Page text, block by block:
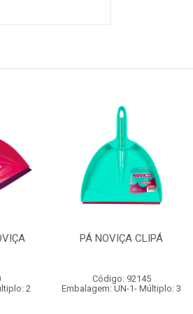
2
PÁ NOVIÇA CLIPÁ
Código: 92145
Embalagem: UN-1- Múltiplo: 3